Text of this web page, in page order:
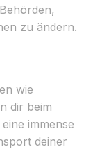
zu ändern.
wie
dir beim
immense
deiner